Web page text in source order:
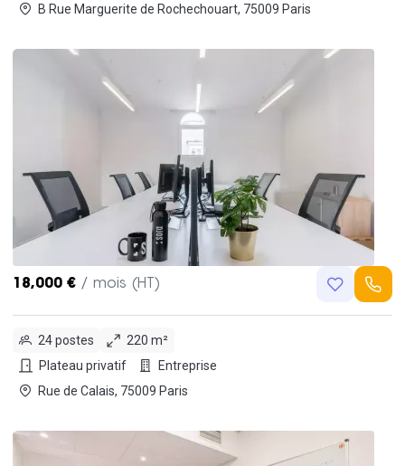
B Rue Marguerite de Rochechouart, 75009 Paris
18,000 € / mois (HT)
24 postes
220 m²
Plateau privatif
Entreprise
Rue de Calais, 75009 Paris